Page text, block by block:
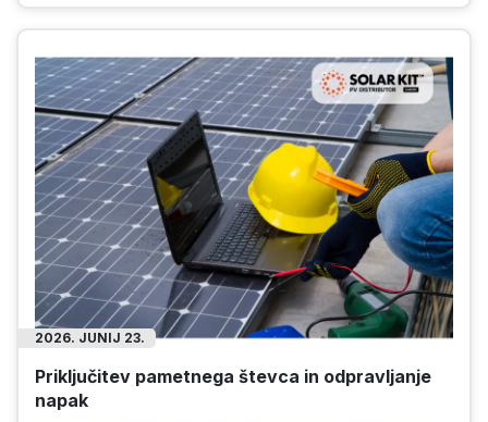
2026. JUNIJ 23.
Priključitev pametnega števca in odpravljanje
napak